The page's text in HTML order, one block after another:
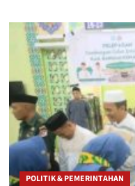
POLITIK & PEMERINTAHAN